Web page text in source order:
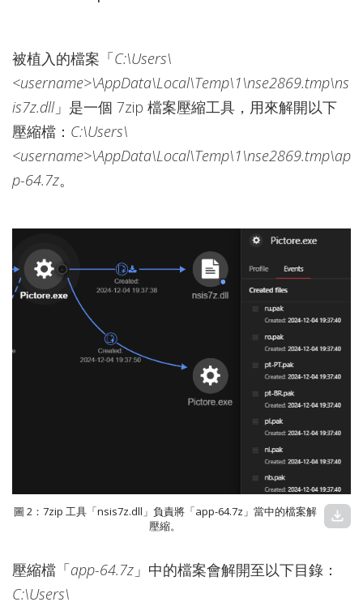
被植入的檔案「C:\Users\
<username>\AppData\Local\Temp\1\nse2869.tmp\ns
is7z.dll」是一個 7zip 檔案壓縮工具，用來解開以下
壓縮檔： C:\Users\
<username>\AppData\Local\Temp\1\nse2869.tmp\ap
p-64.7z。
圖 2：7zip 工具「nsis7z.dll」負責將「app-64.7z」當中的檔案解
壓縮。
download
壓縮檔「app-64.7z 」中的檔案會解開至以下目錄：
C:\Users\